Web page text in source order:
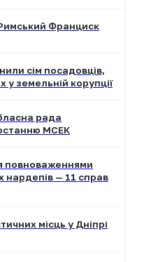
Франциск
сім посадовців,
у земельній корупції
рада
МСЕК
повноваженнями
нардепів — 11 справ
місць у Дніпрі